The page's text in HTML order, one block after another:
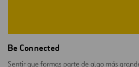
Be Connected
Sentir que formas parte de algo más